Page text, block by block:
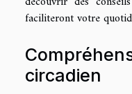
faciliteront votre
circadien